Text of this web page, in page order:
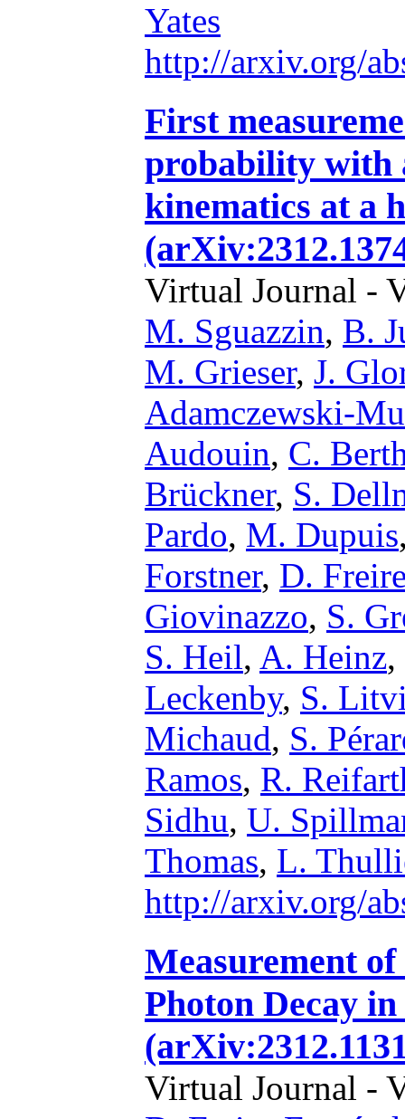
Yates
http://arxiv.org/
First
probability with
kinematics at a
Virtual Journal -
M. Sguazzin, B.
M. Grieser, J.
Adamczewski-
Audouin, C.
Brückner, S.
Pardo, M. Dupuis
Forstner, D.
Giovinazzo, S.
S. Heil, A. Heinz,
Leckenby, S.
Michaud, S.
Ramos, R.
Sidhu, U.
Thomas, L.
http://arxiv.org/
Measurement
Photon Decay
Virtual Journal -